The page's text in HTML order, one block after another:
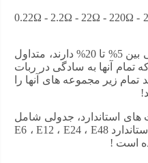
0.22Ω - 2.2Ω - 22Ω - 220Ω -
سری های E12 و E24 که تلرانسی بین 5% تا 20% دارند، متداول
آنها به سادگی در ربات
تمام زیر مجموعه های آنها را
های استاندارد، جدولی شامل
تمام مقاومت های پایه رنج های استاندارد E6 ، E12 ، E24 ، E48